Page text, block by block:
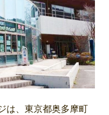
は、東京都奥多摩町